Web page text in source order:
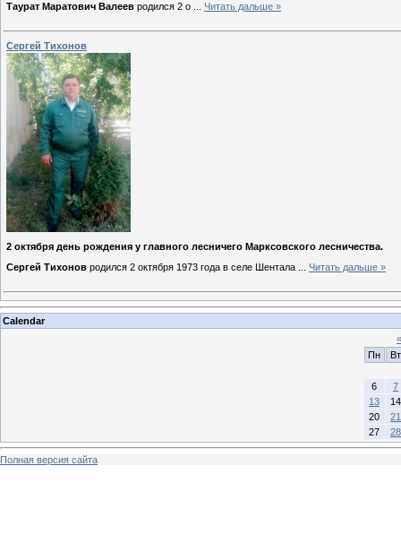
Таурат Маратович Валеев родился 2 о Читать дальше »
Сергей Тихонов
2 октября день рождения у главного лесничего Марксовского лесничества.
Сергей Тихонов родился 2 октября 1973 года в селе Шентала Читать дальше »
Calendar
«
Пн
Вт
6
7
13
14
20
21
27
28
Полная версия сайта